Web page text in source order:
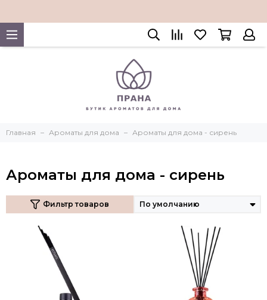
Главная Ароматы для дома Ароматы для дома - сирень
Ароматы для дома - сирень
Фильтр товаров